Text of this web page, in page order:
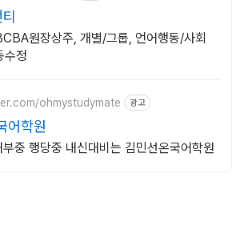
원장상주, 개별/그룹, 언어행동/사회
수정
ohmystudymate 광고
어학원
언어 옥정중 한대부중 행당중 내신대비는 김민선온국어학원